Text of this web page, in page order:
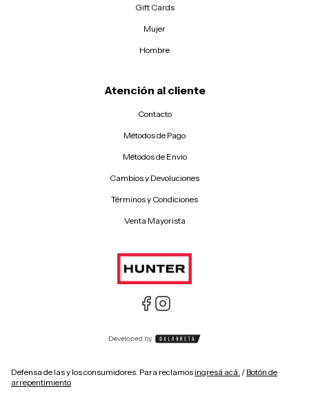
Gift Cards
Mujer
Hombre
Atención al cliente
Contacto
Métodos de Pago
Métodos de Envio
Cambios y Devoluciones
Términos y Condiciones
Venta Mayorista
Defensa de las y los consumidores. Para reclamos ingresá acá. / Botón de
arrepentimiento